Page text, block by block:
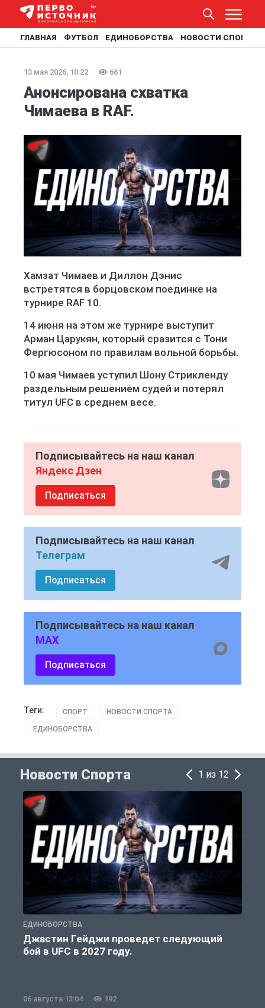
ГЛАВНАЯ ФУТБОЛ ЕДИНОБОРСТВА НОВОСТИ СПОРТА
13 мая 2026, 10:22 661
Анонсирована схватка
Чимаева в RAF.
Хамзат Чимаев и Диллон Дэнис
встретятся в борцовском поединке на
турнире RAF 10.
14 июня на этом же турнире выступит
Арман Царукян, который сразится с Тони
Фергюсоном по правилам вольной борьбы.
10 мая Чимаев уступил Шону Стрикленду
раздельным решением судей и потерял
титул UFC в среднем весе.
Подписывайтесь на наш канал
Яндекс Дзен
Подписаться
Подписывайтесь на наш канал
Телеграм
Подписаться
Подписывайтесь на наш канал
MAX
Подписаться
Теги: СПОРТ НОВОСТИ СПОРТА
ЕДИНОБОРСТВА
Новости Спорта 1 из 12
ЕДИНОБОРСТВА
Джастин Гейджи проведет следующий
бой в UFC в 2027 году.
06 августа 13:04 192